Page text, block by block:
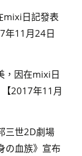
mixi日記發表
年11月24日
，因在mixi日
2017年11月
三世2D劇場
の血族》宣布